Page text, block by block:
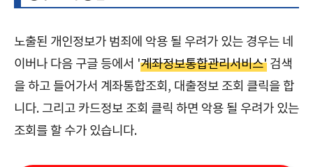
노출된 개인정보가 범죄에 악용 될 우려가 있는 경우는 네
이버나 다음 구글 등에서 '계좌정보통합관리서비스' 검색
을 하고 들어가서 계좌통합조회, 대출정보 조회 클릭을 합
니다. 그리고 카드정보 조회 클릭 하면 악용 될 우려가 있는
조회를 할 수가 있습니다.